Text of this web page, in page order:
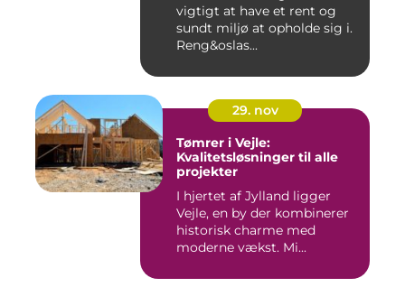
vigtigt at have et rent og
sundt miljø at opholde sig i.
Reng&oslas...
29. nov
Tømrer i Vejle:
Kvalitetsløsninger til alle
projekter
I hjertet af Jylland ligger
Vejle, en by der kombinerer
historisk charme med
moderne vækst. Mi...